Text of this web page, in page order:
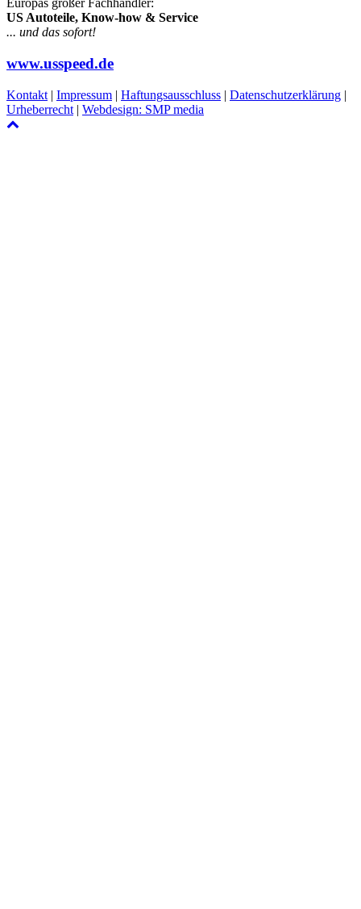
Europas großer Fachhändler:
US Autoteile, Know-how & Service
... und das sofort!
www.usspeed.de
Kontakt | Impressum | Haftungsausschluss | Datenschutzerklärung |
Urheberrecht | Webdesign: SMP media